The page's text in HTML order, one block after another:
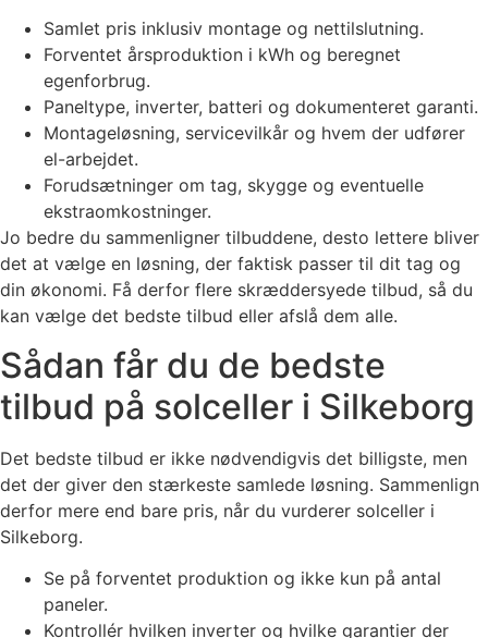
Samlet pris inklusiv montage og nettilslutning.
Forventet årsproduktion i kWh og beregnet
egenforbrug.
Paneltype, inverter, batteri og dokumenteret garanti.
Montageløsning, servicevilkår og hvem der udfører
el-arbejdet.
Forudsætninger om tag, skygge og eventuelle
ekstraomkostninger.
Jo bedre du sammenligner tilbuddene, desto lettere bliver
det at vælge en løsning, der faktisk passer til dit tag og
din økonomi. Få derfor flere skræddersyede tilbud, så du
kan vælge det bedste tilbud eller afslå dem alle.
Sådan får du de bedste
tilbud på solceller i Silkeborg
Det bedste tilbud er ikke nødvendigvis det billigste, men
det der giver den stærkeste samlede løsning. Sammenlign
derfor mere end bare pris, når du vurderer solceller i
Silkeborg.
Se på forventet produktion og ikke kun på antal
paneler.
Kontrollér hvilken inverter og hvilke garantier der